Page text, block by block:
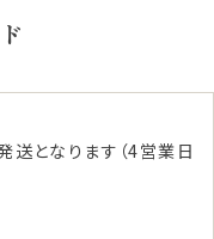
送となります（4営業日